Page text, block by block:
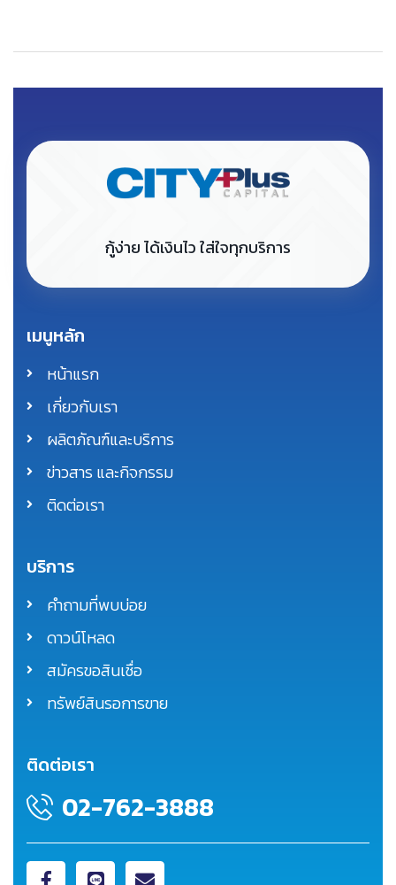
กู้ง่าย ได้เงินไว ใส่ใจทุกบริการ
เมนูหลัก
หน้าแรก
เกี่ยวกับเรา
ผลิตภัณฑ์และบริการ
ข่าวสาร และกิจกรรม
ติดต่อเรา
บริการ
คำถามที่พบบ่อย
ดาวน์โหลด
สมัครขอสินเชื่อ
ทรัพย์สินรอการขาย
ติดต่อเรา
02-762-3888